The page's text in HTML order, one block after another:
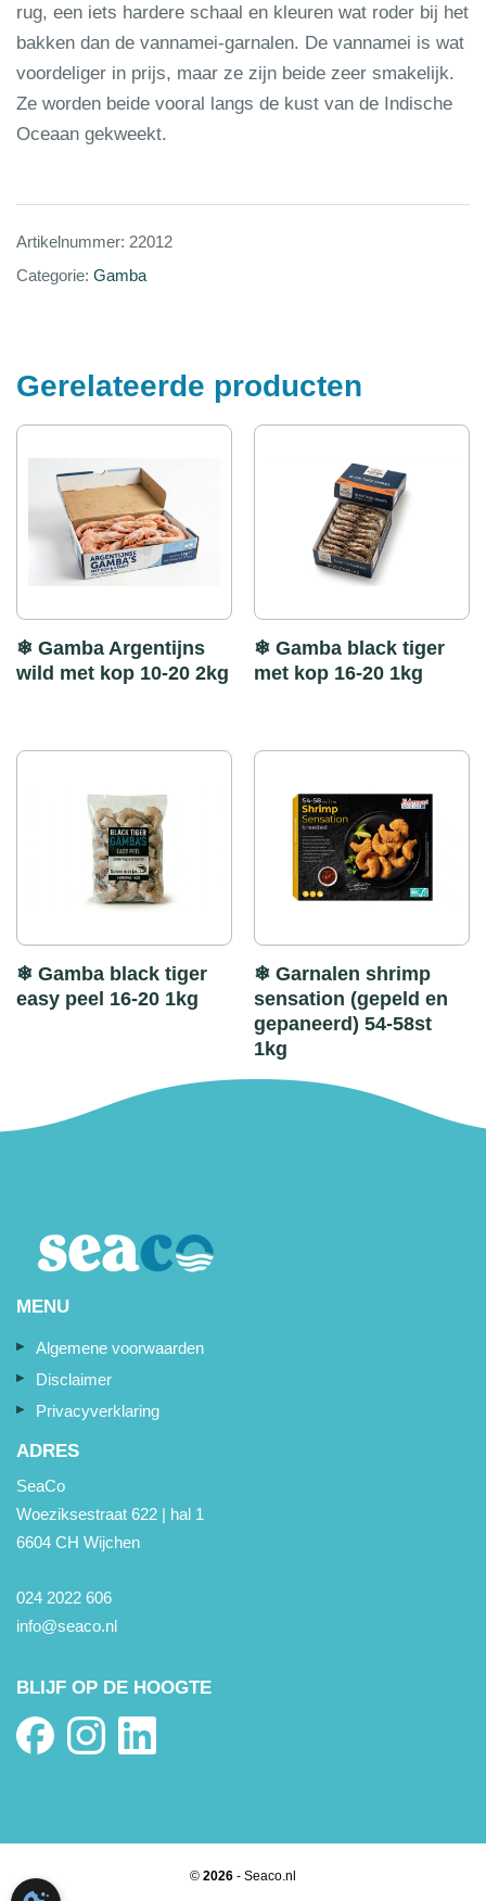
rug, een iets hardere schaal en kleuren wat roder bij het
bakken dan de vannamei-garnalen. De vannamei is wat
voordeliger in prijs, maar ze zijn beide zeer smakelijk.
Ze worden beide vooral langs de kust van de Indische
Oceaan gekweekt.
Artikelnummer: 22012
Categorie: Gamba
Gerelateerde producten
❄ Gamba Argentijns
wild met kop 10-20 2kg
❄ Gamba black tiger
met kop 16-20 1kg
❄ Gamba black tiger
easy peel 16-20 1kg
❄ Garnalen shrimp
sensation (gepeld en
gepaneerd) 54-58st
1kg
MENU
Algemene voorwaarden
Disclaimer
Privacyverklaring
ADRES
SeaCo
Woeziksestraat 622 | hal 1
6604 CH Wijchen
024 2022 606
info@seaco.nl
BLIJF OP DE HOOGTE
© 2026 - Seaco.nl